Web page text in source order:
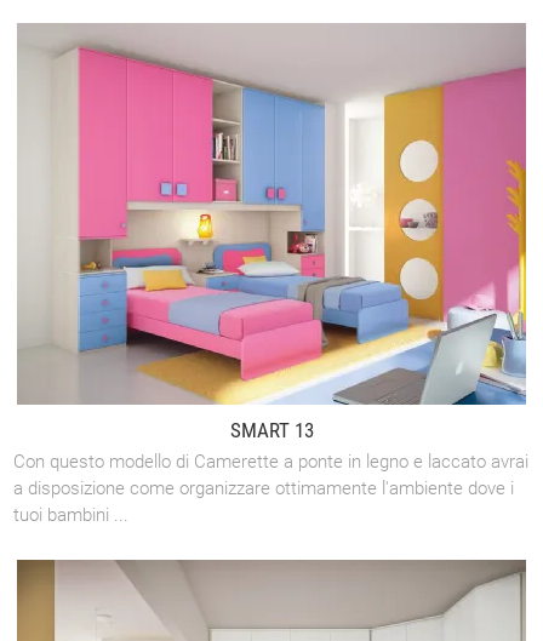
SMART 13
Con questo modello di Camerette a ponte in legno e laccato avrai
a disposizione come organizzare ottimamente l'ambiente dove i
tuoi bambini ...